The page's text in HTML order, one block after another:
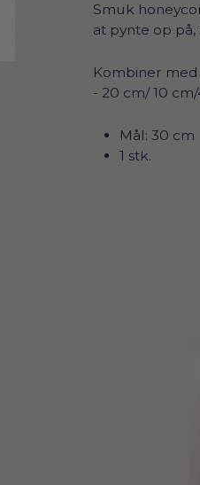
Smuk
at pynte op
Kombiner
- 20 cm/ 10
Mål: 30 cm
1 stk.